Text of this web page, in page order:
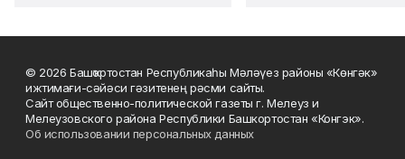
© 2026 Башҡортостан Республикаһы Мәләүез районы «Көнгәк»
ижтимағи-сәйәси гәзитенең рәсми сайты.
Сайт общественно-политической газеты г. Мелеуз и
Мелеузовского района Республики Башкортостан «Конгэк».
Об использовании персональных данных